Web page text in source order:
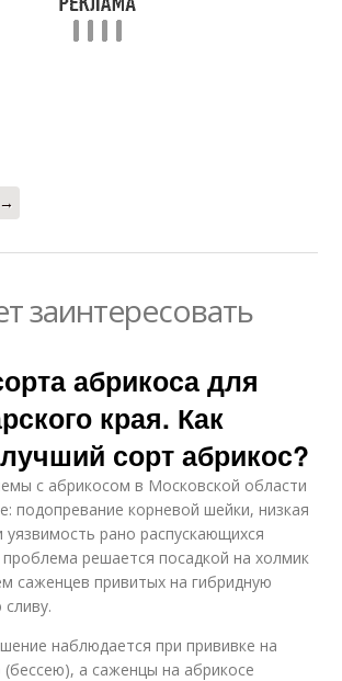
заинтересовать
абрикоса для
края. Как
сорт абрикос?
с абрикосом в Московской области
подопревание корневой шейки, низкая
уязвимость рано распускающихся
решается посадкой на холмик
саженцев привитых на гибридную
наблюдается при прививке на
а саженцы на абрикосе